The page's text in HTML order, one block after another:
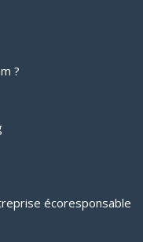
?
écoresponsable